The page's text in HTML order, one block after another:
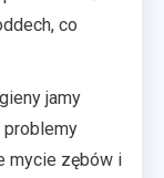
co
jamy
problemy
mycie zębów i